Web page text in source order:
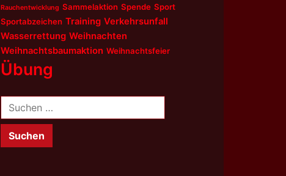
Rauchentwicklung Sammelaktion Spende Sport
Sportabzeichen Training Verkehrsunfall
Wasserrettung Weihnachten
Weihnachtsbaumaktion Weihnachtsfeier
Übung
Suchen
nach: